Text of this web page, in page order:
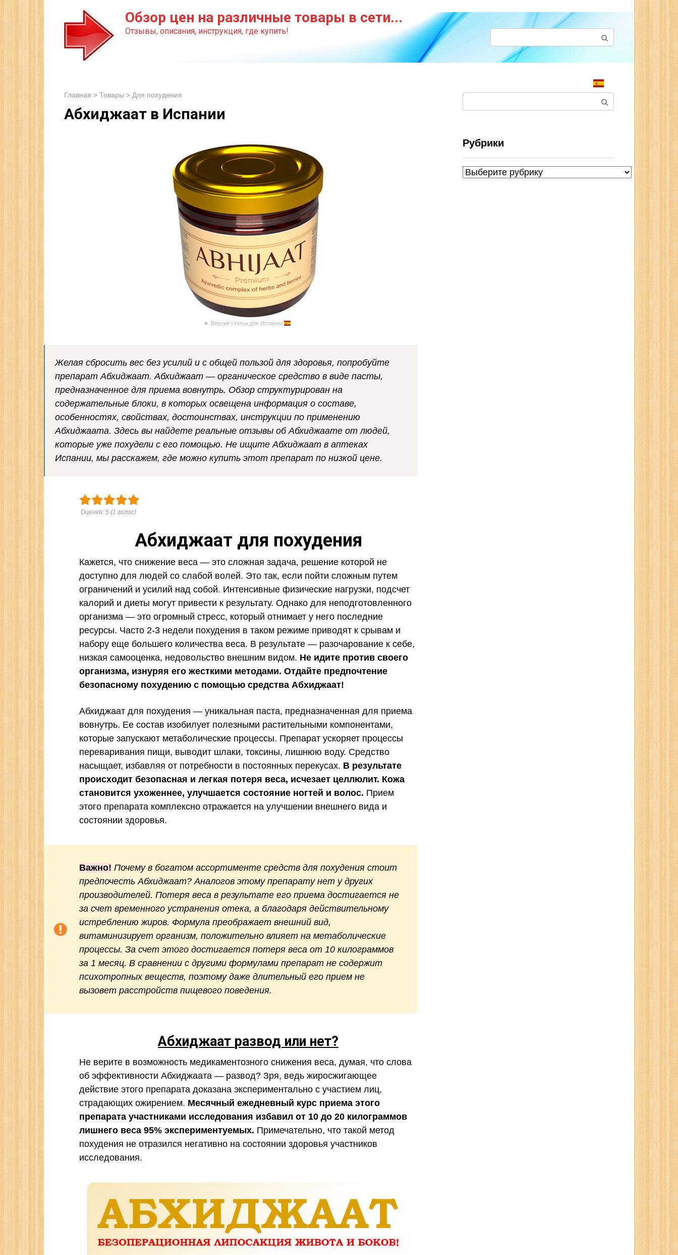
Обзор цен на различные товары в сети...
Отзывы, описания, инструкция, где купить!
Главная > Товары > Для похудения
Абхиджаат в Испании
Версия статьи для Испании
Желая сбросить вес без усилий и с общей пользой для здоровья, попробуйте
препарат Абхиджаат. Абхиджаат — органическое средство в виде пасты,
предназначенное для приема вовнутрь. Обзор структурирован на
содержательные блоки, в которых освещена информация о составе,
особенностях, свойствах, достоинствах, инструкции по применению
Абхиджаата. Здесь вы найдете реальные отзывы об Абхиджаате от людей,
которые уже похудели с его помощью. Не ищите Абхиджаат в аптеках
Испании, мы расскажем, где можно купить этот препарат по низкой цене.
Оценка: 5 (1 голос)
Абхиджаат для похудения
Кажется, что снижение веса — это сложная задача, решение которой не
доступно для людей со слабой волей. Это так, если пойти сложным путем
ограничений и усилий над собой. Интенсивные физические нагрузки, подсчет
калорий и диеты могут привести к результату. Однако для неподготовленного
организма — это огромный стресс, который отнимает у него последние
ресурсы. Часто 2-3 недели похудения в таком режиме приводят к срывам и
набору еще большего количества веса. В результате — разочарование к себе,
низкая самооценка, недовольство внешним видом. Не идите против своего
организма, изнуряя его жесткими методами. Отдайте предпочтение
безопасному похудению с помощью средства Абхиджаат!
Абхиджаат для похудения — уникальная паста, предназначенная для приема
вовнутрь. Ее состав изобилует полезными растительными компонентами,
которые запускают метаболические процессы. Препарат ускоряет процессы
переваривания пищи, выводит шлаки, токсины, лишнюю воду. Средство
насыщает, избавляя от потребности в постоянных перекусах. В результате
происходит безопасная и легкая потеря веса, исчезает целлюлит. Кожа
становится ухоженнее, улучшается состояние ногтей и волос. Прием
этого препарата комплексно отражается на улучшении внешнего вида и
состоянии здоровья.
Важно! Почему в богатом ассортименте средств для похудения стоит
предпочесть Абхиджаат? Аналогов этому препарату нет у других
производителей. Потеря веса в результате его приема достигается не
за счет временного устранения отека, а благодаря действительному
истреблению жиров. Формула преображает внешний вид,
витаминизирует организм, положительно влияет на метаболические
процессы. За счет этого достигается потеря веса от 10 килограммов
за 1 месяц. В сравнении с другими формулами препарат не содержит
психотропных веществ, поэтому даже длительный его прием не
вызовет расстройств пищевого поведения.
Абхиджаат развод или нет?
Не верите в возможность медикаментозного снижения веса, думая, что слова
об эффективности Абхиджаата — развод? Зря, ведь жиросжигающее
действие этого препарата доказана экспериментально с участием лиц,
страдающих ожирением. Месячный ежедневный курс приема этого
препарата участниками исследования избавил от 10 до 20 килограммов
лишнего веса 95% экспериментуемых. Примечательно, что такой метод
похудения не отразился негативно на состоянии здоровья участников
исследования.
Рубрики
Рубрики